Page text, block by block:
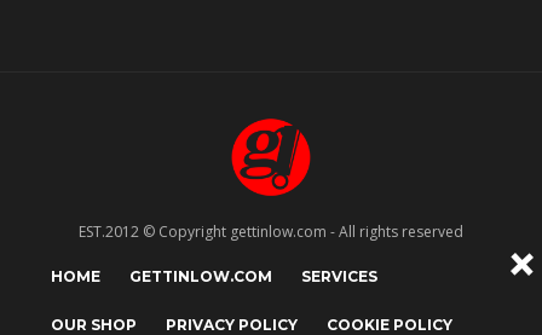
EST.2012 © Copyright gettinlow.com - All rights reserved
HOME GETTINLOW.COM SERVICES
OUR SHOP PRIVACY POLICY COOKIE POLICY